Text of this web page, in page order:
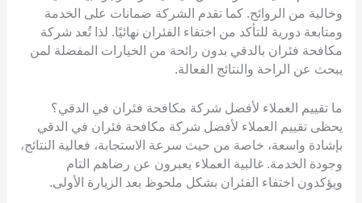
وخالية من الروائح. كما تقدم الشركة ضمانات على الخدمة
ومتابعة دورية للتأكد من اختفاء الفئران نهائيًا. لذا تُعد شركة
مكافحة فئران بالدقي بدون رائحة من الخيارات المفضلة لمن
يبحث عن الراحة والنتائج الفعالة.
ما تقييم العملاء لأفضل شركة مكافحة فئران في الدقي؟
يحظى تقييم العملاء لأفضل شركة مكافحة فئران في الدقي
بإشادة واسعة، خاصة من حيث سرعة الاستجابة، فعالية النتائج،
وجودة الخدمة. غالبية العملاء يعبرون عن رضاهم التام
ويؤكدون اختفاء الفئران بشكل ملحوظ بعد الزيارة الأولى.